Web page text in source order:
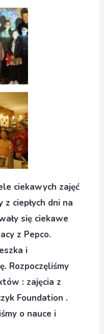
ciekawych zajęć
ciepłych dni na
się ciekawe
z Pepco.
i
Rozpoczęliśmy
: zajęcia z
Foundation .
o nauce i